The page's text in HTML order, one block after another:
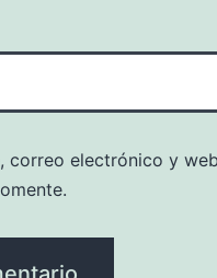
correo electrónico y